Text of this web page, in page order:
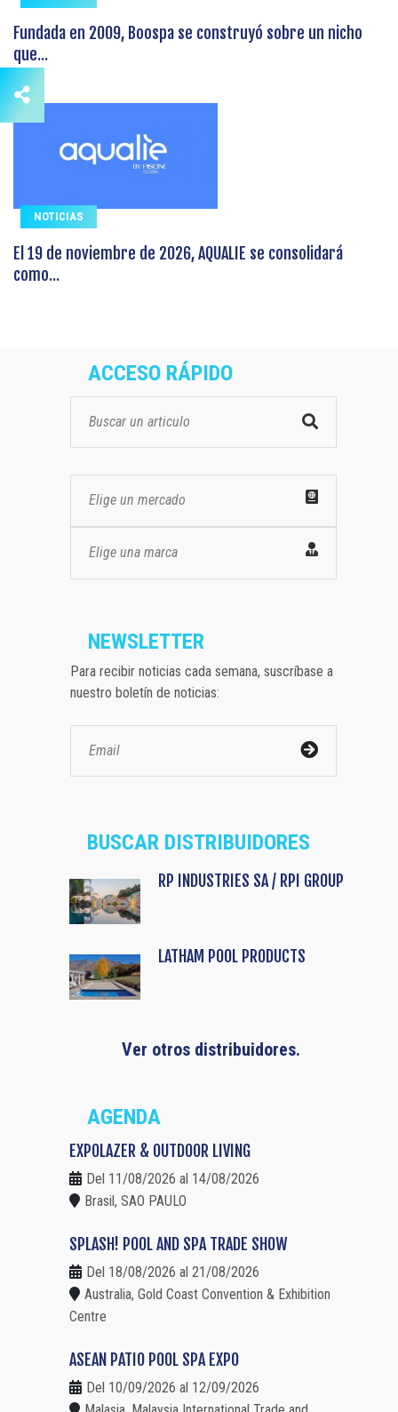
Fundada en 2009, Boospa se construyó sobre un nicho
que...
NOTICIAS
El 19 de noviembre de 2026, AQUALIE se consolidará
como...
ACCESO RÁPIDO
Elige un mercado
Elige una marca
NEWSLETTER
Para recibir noticias cada semana, suscríbase a
nuestro boletín de noticias:
BUSCAR DISTRIBUIDORES
RP INDUSTRIES SA / RPI GROUP
LATHAM POOL PRODUCTS
Ver otros distribuidores.
AGENDA
EXPOLAZER & OUTDOOR LIVING
Del 11/08/2026 al 14/08/2026
Brasil, SAO PAULO
SPLASH! POOL AND SPA TRADE SHOW
Del 18/08/2026 al 21/08/2026
Australia, Gold Coast Convention & Exhibition
Centre
ASEAN PATIO POOL SPA EXPO
Del 10/09/2026 al 12/09/2026